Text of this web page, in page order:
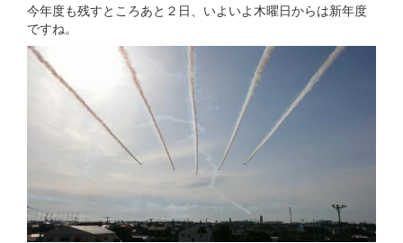
今年度も残すところあと２日、いよいよ木曜日からは新年度
ですね。